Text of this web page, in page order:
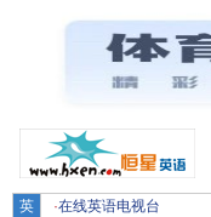
英
·在线英语电视台